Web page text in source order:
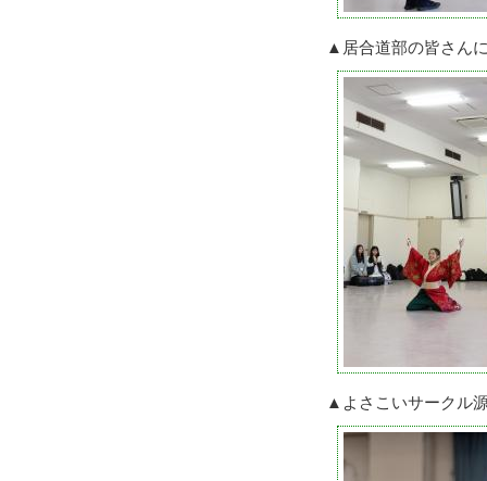
▲居合道部の皆さん
▲よさこいサークル